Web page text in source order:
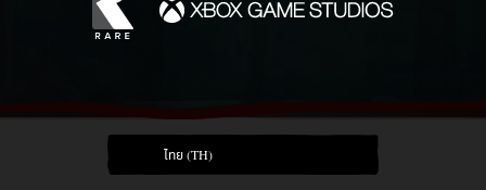
ไทย (TH)